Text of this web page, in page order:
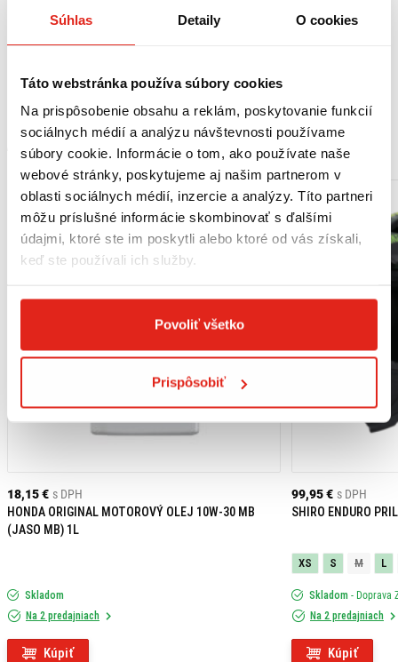
Súhlas Detaily O cookies
Táto webstránka používa súbory cookies
Na prispôsobenie obsahu a reklám, poskytovanie funkcií
sociálnych médií a analýzu návštevnosti používame
súbory cookie. Informácie o tom, ako používate naše
webové stránky, poskytujeme aj našim partnerom v
oblasti sociálnych médií, inzercie a analýzy. Títo partneri
môžu príslušné informácie skombinovať s ďalšími
údajmi, ktoré ste im poskytli alebo ktoré od vás získali,
keď ste používali ich služby.
Povoliť všetko
Prispôsobiť
Vhodné pre:
HONDA
CB 650F (17-18)
MOHLO BY SA VÁM PÁČIŤ
18,15 € s DPH
HONDA ORIGINAL MOTOROVÝ OLEJ 10W-30 MB
(JASO MB) 1L
Skladom
Na 2 predajniach
Kúpiť
99,95 € s DPH
SHIRO ENDURO
XS S M L
Skladom - Doprava
Na 2 predajniach
Kúpiť